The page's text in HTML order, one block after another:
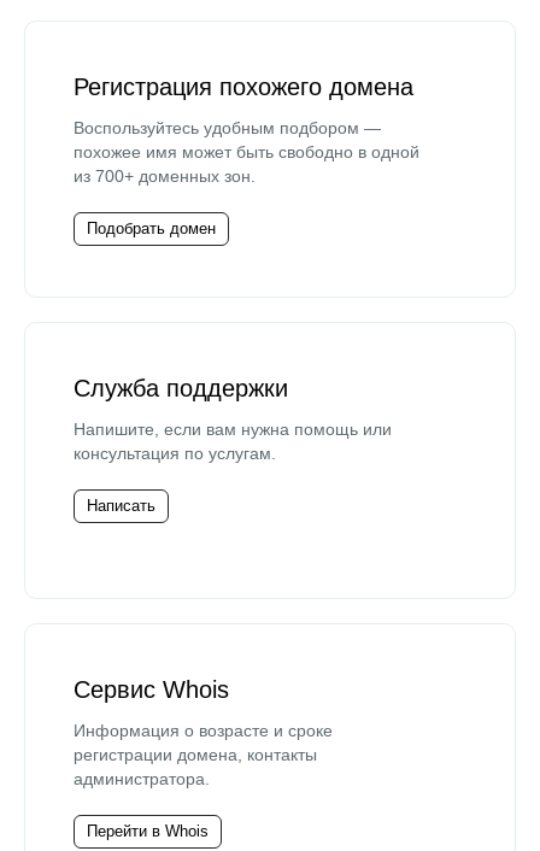
Регистрация похожего домена
Воспользуйтесь удобным подбором —
похожее имя может быть свободно в одной
из 700+ доменных зон.
Подобрать домен
Служба поддержки
Напишите, если вам нужна помощь или
консультация по услугам.
Написать
Сервис Whois
Информация о возрасте и сроке
регистрации домена, контакты
администратора.
Перейти в Whois